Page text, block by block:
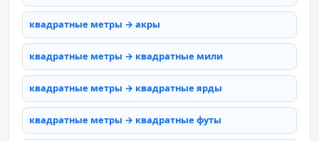
квадратные метры → акры
квадратные метры → квадратные мили
квадратные метры → квадратные ярды
квадратные метры → квадратные футы